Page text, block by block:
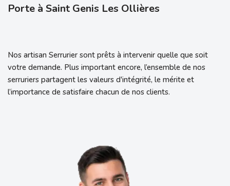
Porte à Saint Genis Les Ollières
Nos artisan Serrurier sont prêts à intervenir quelle que soit
votre demande. Plus important encore, l’ensemble de nos
serruriers partagent les valeurs d'intégrité, le mérite et
l’importance de satisfaire chacun de nos clients.